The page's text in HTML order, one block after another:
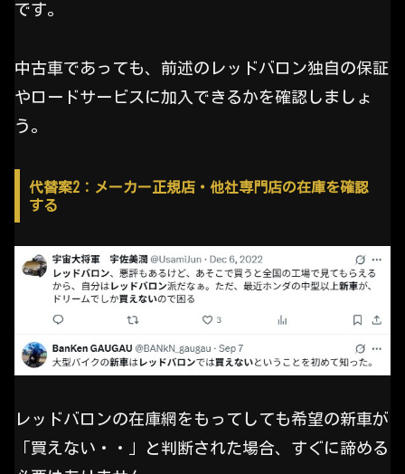
です。
中古車であっても、前述のレッドバロン独自の保証
やロードサービスに加入できるかを確認しましょ
う。
代替案2：メーカー正規店・他社専門店の在庫を確認
する
レッドバロンの在庫網をもってしても希望の新車が
「買えない・・」と判断された場合、すぐに諦める